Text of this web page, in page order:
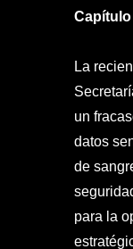
Capítulo
La
un
datos
de
para la